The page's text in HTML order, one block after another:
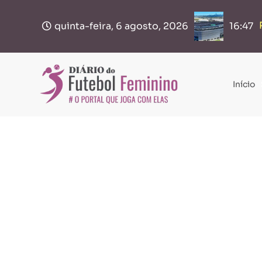
quinta-feira, 6 agosto, 2026 16:47
Início